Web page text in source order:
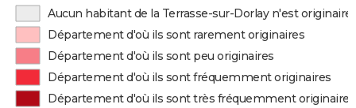
Aucun habitant de la Terrasse-sur-Dorlay n'est
Département d'où ils sont rarement originaires
Département d'où ils sont peu originaires
Département d'où ils sont fréquemment originaires
Département d'où ils sont très fréquemment originaires